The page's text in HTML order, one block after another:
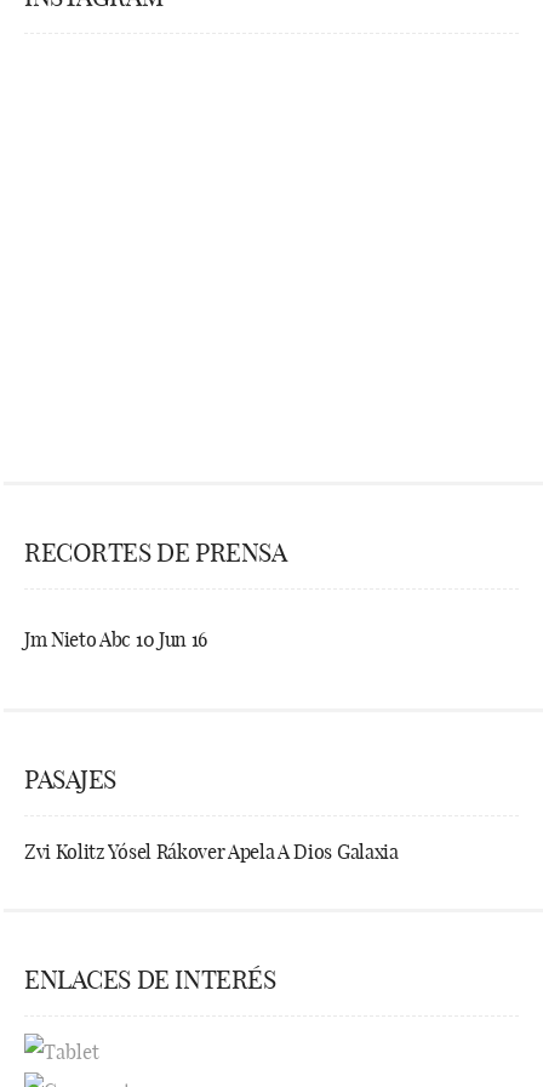
RECORTES DE PRENSA
Jm Nieto Abc 10 Jun 16
PASAJES
Zvi Kolitz Yósel Rákover Apela A Dios Galaxia
ENLACES DE INTERÉS